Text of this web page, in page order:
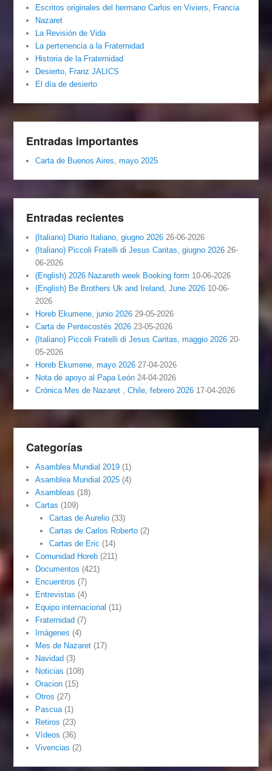
Escritos originales del hermano Carlos en Viviers, Francia
Nazaret
La Revisión de Vida
La pertenencia a la Fraternidad
Historia de la Fraternidad
Desierto, Franz JALICS
El día de desierto
Entradas importantes
Carta de Buenos Aires, mayo 2025
Entradas recientes
(Italiano) Diario Italiano, giugno 2026 26-06-2026
(Italiano) Piccoli Fratelli di Jesus Caritas, giugno 2026 26-
06-2026
(English) 2026 Nazareth week Booking form 10-06-2026
(English) Be Brothers Uk and Ireland, June 2026 10-06-
2026
Horeb Ekumene, junio 2026 29-05-2026
Carta de Pentecostés 2026 23-05-2026
(Italiano) Piccoli Fratelli di Jesus Caritas, maggio 2026 20-
05-2026
Horeb Ekumene, mayo 2026 27-04-2026
Nota de apoyo al Papa León 24-04-2026
Crónica Mes de Nazaret , Chile, febrero 2026 17-04-2026
Categorías
Asamblea Mundial 2019 (1)
Asamblea Mundial 2025 (4)
Asambleas (18)
Cartas (109)
Cartas de Aurelio(33)
Cartas de Carlos Roberto(2)
Cartas de Eric (14)
Comunidad Horeb (211)
Documentos (421)
Encuentros (7)
Entrevistas (4)
Equipo internacional (11)
Fraternidad (7)
Imágenes (4)
Mes de Nazaret (17)
Navidad (3)
Noticias (108)
Oracion (15)
Otros (27)
Pascua (1)
Retiros (23)
Vídeos (36)
Vivencias (2)